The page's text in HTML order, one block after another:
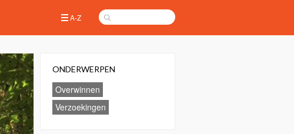
A-Z
ONDERWERPEN
Overwinnen
Verzoekingen